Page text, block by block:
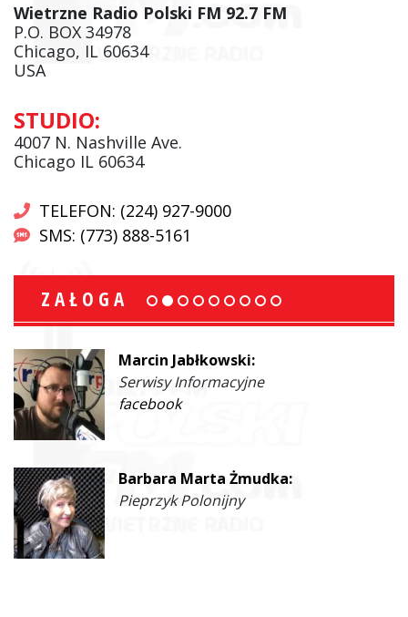
Wietrzne Radio Polski FM 92.7 FM
P.O. BOX 34978
Chicago, IL 60634
USA
STUDIO:
4007 N. Nashville Ave.
Chicago IL 60634
TELEFON: (224) 927-9000
SMS: (773) 888-5161
ZAŁOGA
Marcin Jabłkowski:
Serwisy Informacyjne
facebook
Barbara Marta Żmudka:
Pieprzyk Polonijny